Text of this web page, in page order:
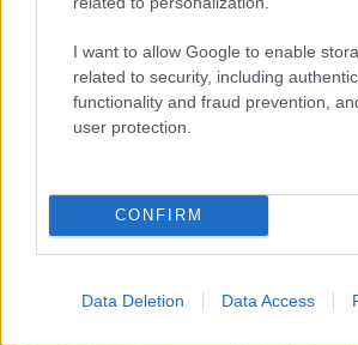
I want to allow Google to enable
related to security, including
functionality and fraud prevention,
user protection.
CONFIRM
Data Deletion Data Access
HIRDETÉS
Indul a diákok
erősítő Pénz7